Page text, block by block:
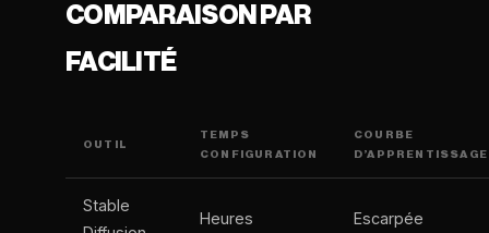
COMPARAISON PAR
FACILITÉ
OUTIL
TEMPS
CONFIGURATION
COURBE
D’APPRENTISSAGE
Stable
Heures Escarpée